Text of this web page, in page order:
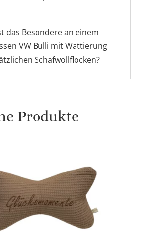
das Besondere an einem
VW Bulli mit Wattierung
Schafwollflocken?
Produkte